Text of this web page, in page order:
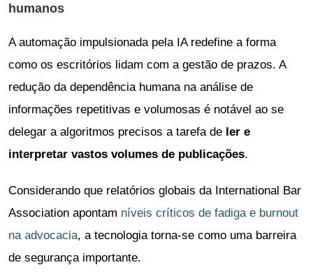
humanos
A automação impulsionada pela IA redefine a forma
como os escritórios lidam com a gestão de prazos. A
redução da dependência humana na análise de
informações repetitivas e volumosas é notável ao se
delegar a algoritmos precisos a tarefa de ler e
interpretar vastos volumes de publicações.
Considerando que relatórios globais da International Bar
Association apontam níveis críticos de fadiga e burnout
na advocacia, a tecnologia torna-se como uma barreira
de segurança importante.